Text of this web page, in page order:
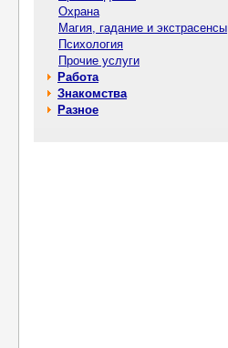
Охрана
Магия, гадание и экстрасенсы
Психология
Прочие услуги
Работа
Знакомства
Разное